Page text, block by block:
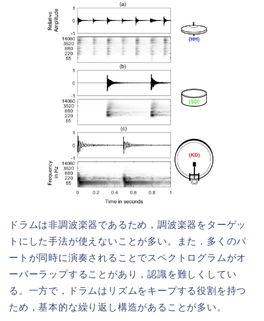
ドラムは非調波楽器であるため，調波楽器をターゲッ
トにした手法が使えないことが多い。また，多くのパ
ートが同時に演奏されることでスペクトログラムがオ
ーバーラップすることがあり，認識を難しくしてい
る。一方で，ドラムはリズムをキープする役割を持つ
ため，基本的な繰り返し構造があることが多い。